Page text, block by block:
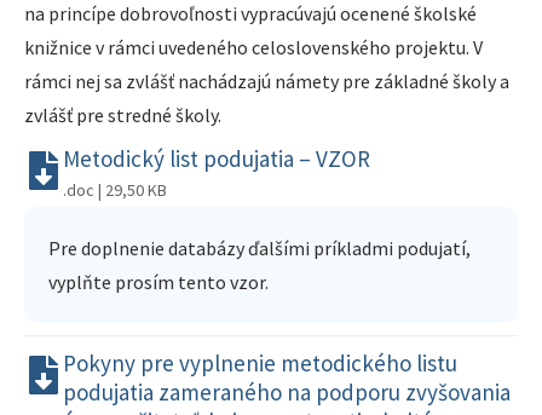
na princípe dobrovoľnosti vypracúvajú ocenené školské
knižnice v rámci uvedeného celoslovenského projektu. V
rámci nej sa zvlášť nachádzajú námety pre základné školy a
zvlášť pre stredné školy.
Metodický list podujatia – VZOR
.doc | 29,50 KB
Pre doplnenie databázy ďalšími príkladmi podujatí,
vyplňte prosím tento vzor.
Pokyny pre vyplnenie metodického listu
podujatia zameraného na podporu zvyšovania